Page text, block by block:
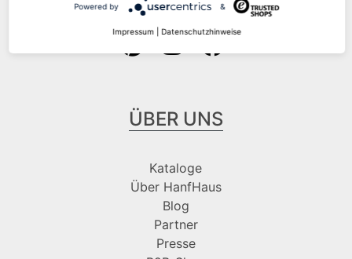
Folge uns bei
ÜBER UNS
Kataloge
Über HanfHaus
Blog
Partner
Presse
Powered by &
Impressum Datenschutzhinweise